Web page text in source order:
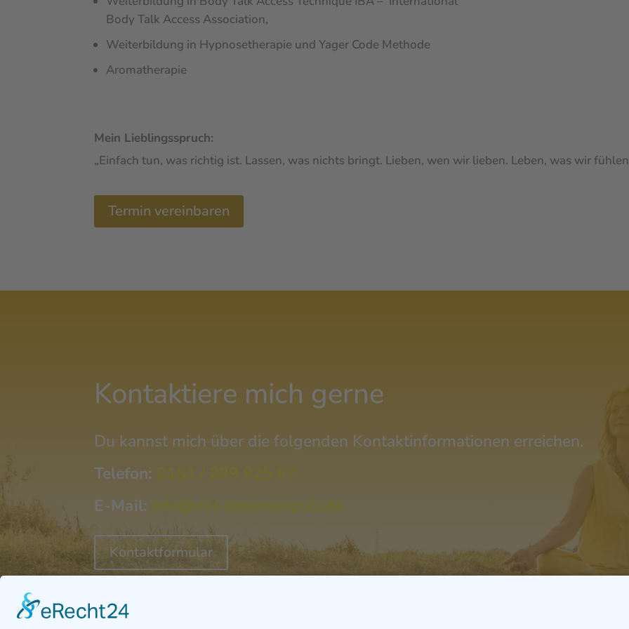
Body Talk Access Association,
Weiterbildung in Hypnosetherapie und Yager Code Methode
Aromatherapie
Mein Lieblingsspruch:
„Einfach tun, was richtig ist. Lassen, was nichts bringt. Lieben, wen wir lieben. Leben, was wir
Termin vereinbaren
Kontaktiere mich gerne
Du kannst mich über die folgenden Kontaktinformationen erreichen.
Telefon: 0151 / 289 825 67
E-Mail: info@der-lebensimpuls.de
Kontaktformular